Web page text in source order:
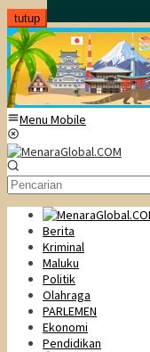
tutup
Menu Mobile
Berita
Kriminal
Maluku
Politik
Olahraga
PARLEMEN
Ekonomi
Pendidikan